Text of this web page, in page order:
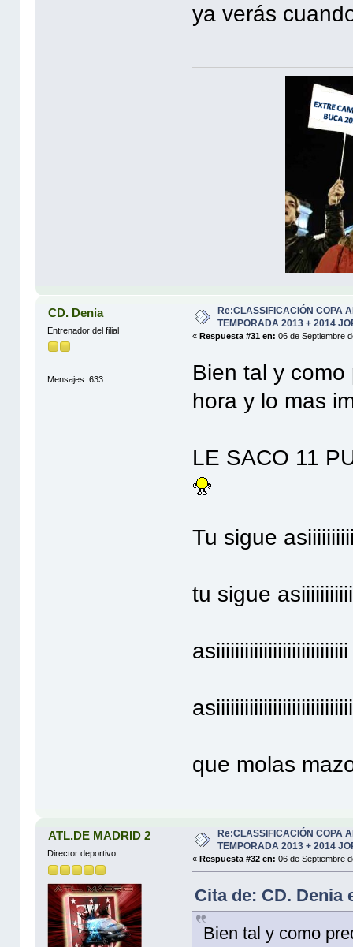
ya verás
CD. Denia
Entrenador del filial
Mensajes: 633
Re:CLASSIFICACIÓN COPA
TEMPORADA 2013 + 2014
«Respuesta #31 en: 06 de Septiembre
Bien tal y
hora y lo mas
LE SACO 11
Tu sigue
tu sigue
asiiiiiiiiiiiiiiiiiiiiiiiiiiii
que molas
ATL.DE MADRID 2
Director deportivo
Re:CLASSIFICACIÓN COPA
TEMPORADA 2013 + 2014
« Respuesta #32 en: 06 de Septiembre
Cita de: CD. Denia
Bien tal y como